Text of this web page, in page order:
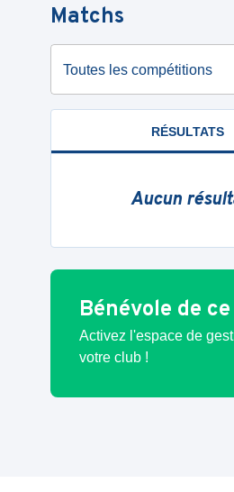
Matchs
Toutes les compétitions
RÉSULTATS
Aucun
Bénévole de
Activez l'espace de
votre club !